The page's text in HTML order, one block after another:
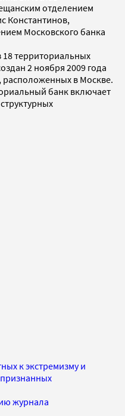
отделением
Константинов,
Московского банка
территориальных
2 ноября 2009 года
в Москве.
банк включает
к экстремизму и
журнала